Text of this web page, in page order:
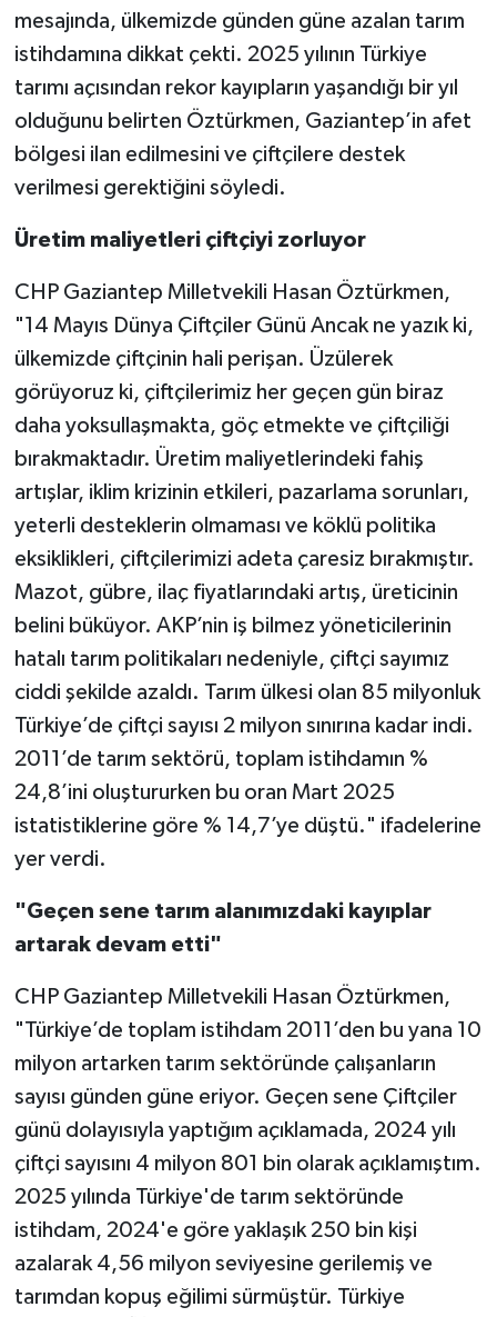
mesajında, ülkemizde günden güne azalan tarım
istihdamına dikkat çekti. 2025 yılının Türkiye
tarımı açısından rekor kayıpların yaşandığı bir yıl
olduğunu belirten Öztürkmen, Gaziantep’in afet
bölgesi ilan edilmesini ve çiftçilere destek
verilmesi gerektiğini söyledi.
Üretim maliyetleri çiftçiyi zorluyor
CHP Gaziantep Milletvekili Hasan Öztürkmen,
"14 Mayıs Dünya Çiftçiler Günü Ancak ne yazık ki,
ülkemizde çiftçinin hali perişan. Üzülerek
görüyoruz ki, çiftçilerimiz her geçen gün biraz
daha yoksullaşmakta, göç etmekte ve çiftçiliği
bırakmaktadır. Üretim maliyetlerindeki fahiş
artışlar, iklim krizinin etkileri, pazarlama sorunları,
yeterli desteklerin olmaması ve köklü politika
eksiklikleri, çiftçilerimizi adeta çaresiz bırakmıştır.
Mazot, gübre, ilaç fiyatlarındaki artış, üreticinin
belini büküyor. AKP’nin iş bilmez yöneticilerinin
hatalı tarım politikaları nedeniyle, çiftçi sayımız
ciddi şekilde azaldı. Tarım ülkesi olan 85 milyonluk
Türkiye’de çiftçi sayısı 2 milyon sınırına kadar indi.
2011’de tarım sektörü, toplam istihdamın %
24,8’ini oluştururken bu oran Mart 2025
istatistiklerine göre % 14,7’ye düştü." ifadelerine
yer verdi.
"Geçen sene tarım alanımızdaki kayıplar
artarak devam etti"
CHP Gaziantep Milletvekili Hasan Öztürkmen,
"Türkiye’de toplam istihdam 2011’den bu yana 10
milyon artarken tarım sektöründe çalışanların
sayısı günden güne eriyor. Geçen sene Çiftçiler
günü dolayısıyla yaptığım açıklamada, 2024 yılı
çiftçi sayısını 4 milyon 801 bin olarak açıklamıştım.
2025 yılında Türkiye'de tarım sektöründe
istihdam, 2024'e göre yaklaşık 250 bin kişi
azalarak 4,56 milyon seviyesine gerilemiş ve
tarımdan kopuş eğilimi sürmüştür. Türkiye